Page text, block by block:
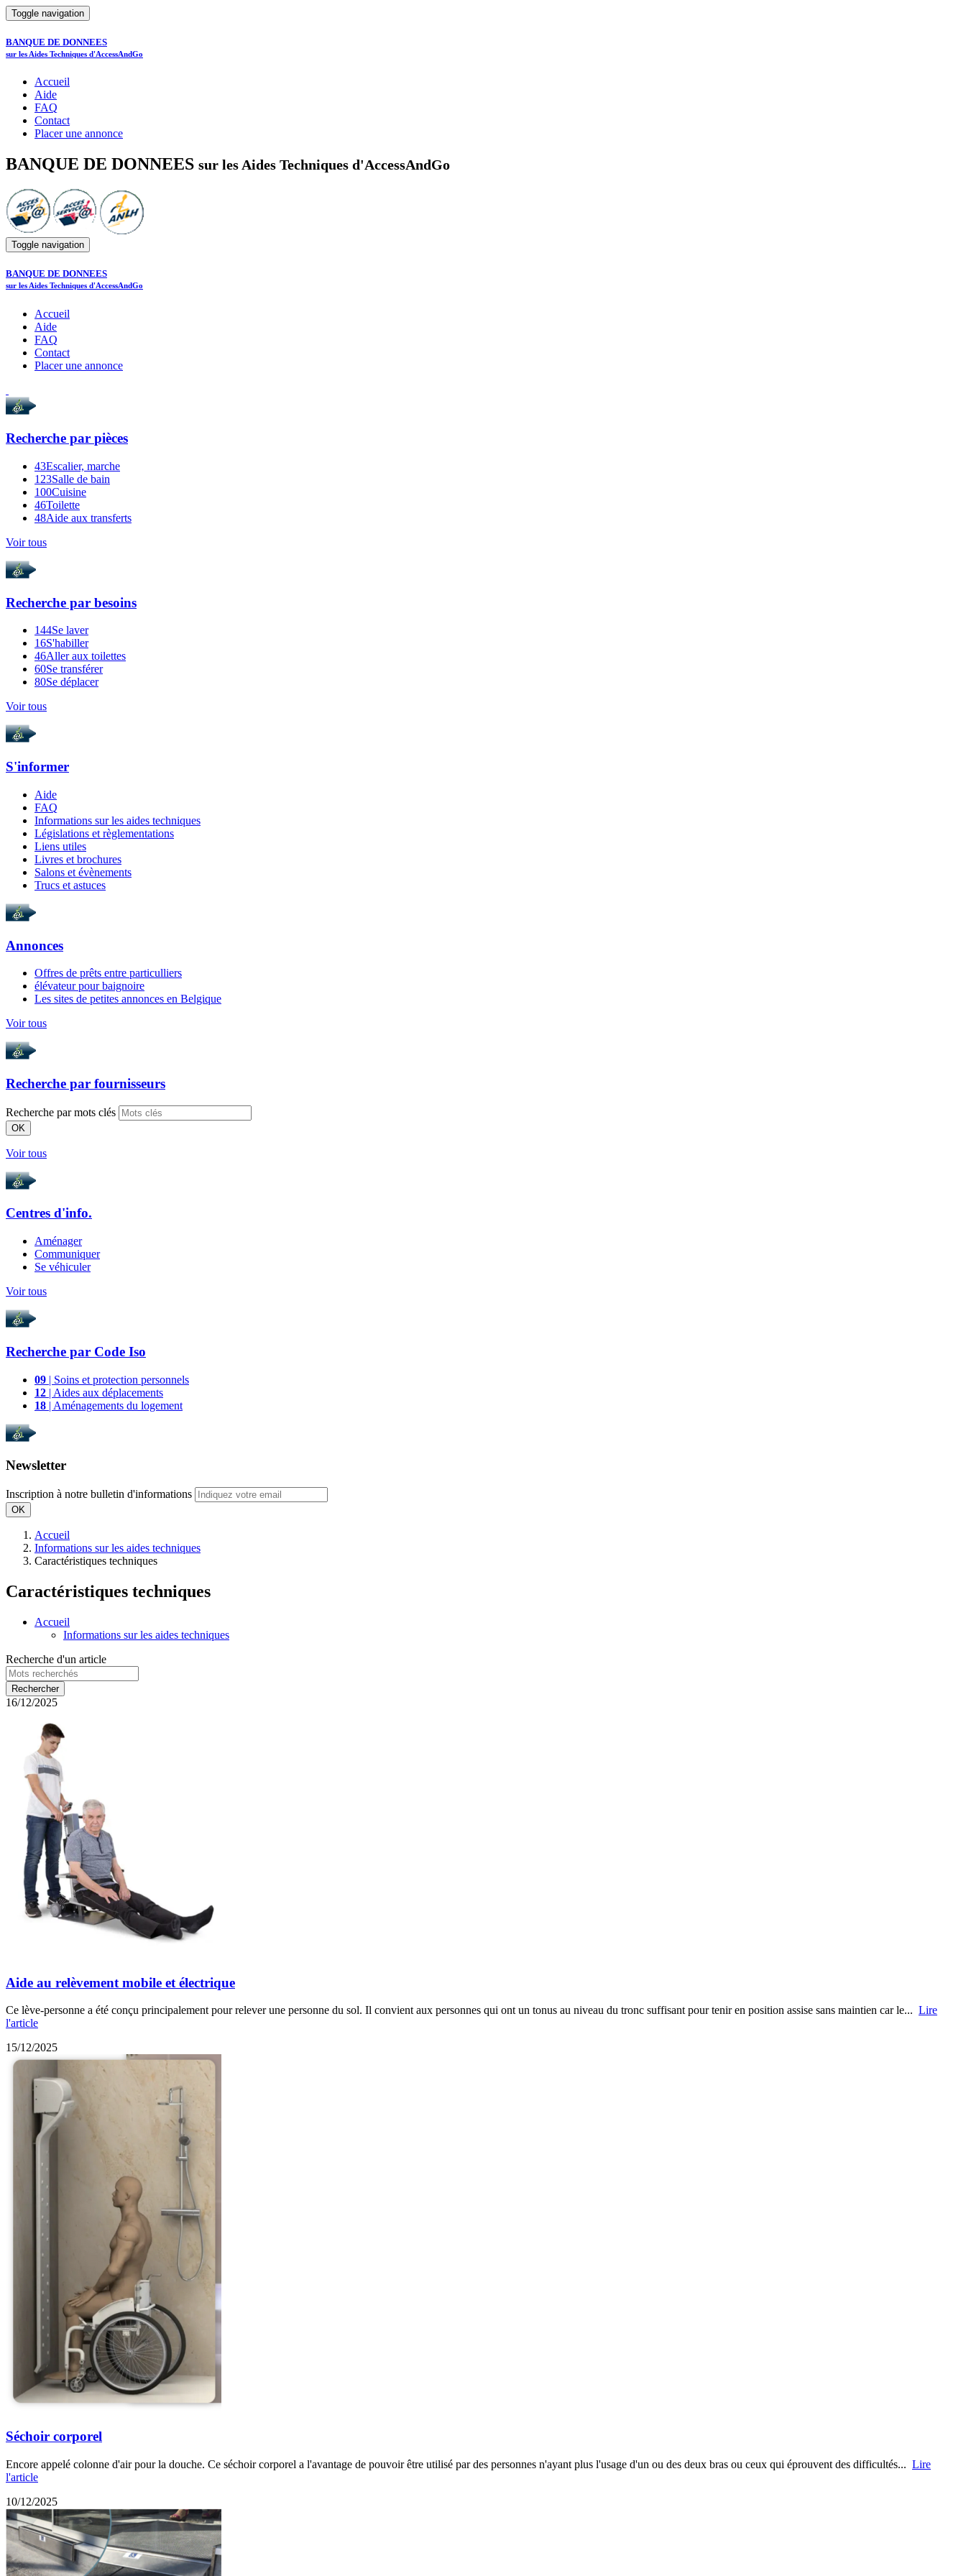
Toggle navigation
BANQUE DE DONNEES
sur les Aides Techniques d'AccessAndGo
Accueil
Aide
FAQ
Contact
Placer une annonce
BANQUE DE DONNEES sur les Aides Techniques d'AccessAndGo
Toggle navigation
BANQUE DE DONNEES
sur les Aides Techniques d'AccessAndGo
Accueil
Aide
FAQ
Contact
Placer une annonce
Recherche par pièces
43Escalier, marche
123Salle de bain
100Cuisine
46Toilette
48Aide aux transferts
Voir tous
Recherche par besoins
144Se laver
16S'habiller
46Aller aux toilettes
60Se transférer
80Se déplacer
Voir tous
S'informer
Aide
FAQ
Informations sur les aides techniques
Législations et règlementations
Liens utiles
Livres et brochures
Salons et évènements
Trucs et astuces
Annonces
Offres de prêts entre particulliers
élévateur pour baignoire
Les sites de petites annonces en Belgique
Voir tous
Recherche par fournisseurs
Recherche par mots clés
OK
Voir tous
Centres d'info.
Aménager
Communiquer
Se véhiculer
Voir tous
Recherche par Code Iso
09 | Soins et protection personnels
12 | Aides aux déplacements
18 | Aménagements du logement
Newsletter
Inscription à notre bulletin d'informations
OK
Accueil
Informations sur les aides techniques
Caractéristiques techniques
Caractéristiques techniques
Accueil
Informations sur les aides techniques
Recherche d'un article
16/12/2025
Aide au relèvement mobile et électrique
Ce lève-personne a été conçu principalement pour relever une personne du sol. Il convient aux personnes qui ont un tonus au niveau du tronc suffisant pour tenir en position assise sans maintien car le... Lire
l'article
15/12/2025
Séchoir corporel
Encore appelé colonne d'air pour la douche. Ce séchoir corporel a l'avantage de pouvoir être utilisé par des personnes n'ayant plus l'usage d'un ou des deux bras ou ceux qui éprouvent des difficultés... Lire
l'article
10/12/2025